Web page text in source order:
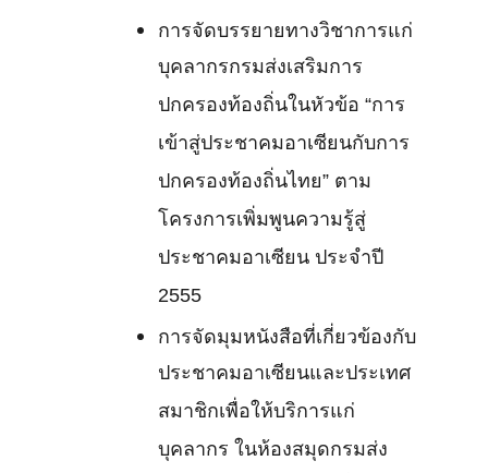
การจัดบรรยายทางวิชาการแก่
บุคลากรกรมส่งเสริมการ
ปกครองท้องถิ่นในหัวข้อ “การ
เข้าสู่ประชาคมอาเซียนกับการ
ปกครองท้องถิ่นไทย” ตาม
โครงการเพิ่มพูนความรู้สู่
ประชาคมอาเซียน ประจำปี
2555
การจัดมุมหนังสือที่เกี่ยวข้องกับ
ประชาคมอาเซียนและประเทศ
สมาชิกเพื่อให้บริการแก่
บุคลากร ในห้องสมุดกรมส่ง